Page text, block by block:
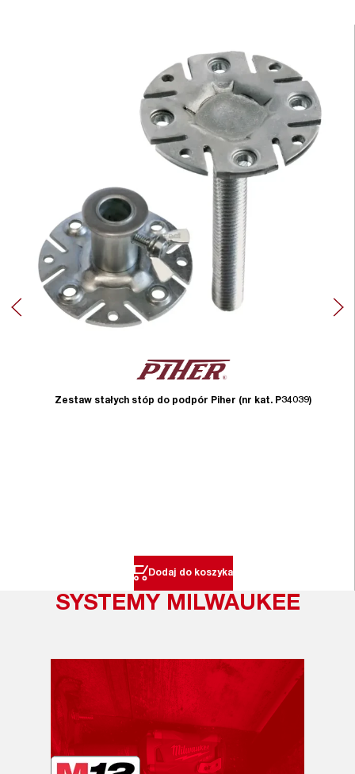
Zestaw stałych stóp do podpór Piher (nr kat. P34039)
Dodaj do koszyka
SYSTEMY MILWAUKEE